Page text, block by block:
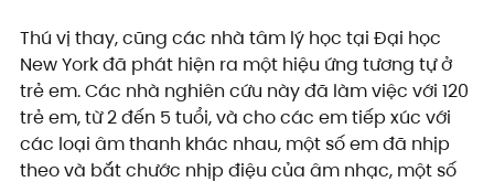
Thú vị thay, cũng các nhà tâm lý học tại Đại học
New York đã phát hiện ra một hiệu ứng tương tự ở
trẻ em. Các nhà nghiên cứu này đã làm việc với 120
trẻ em, từ 2 đến 5 tuổi, và cho các em tiếp xúc với
các loại âm thanh khác nhau, một số em đã nhịp
theo và bắt chước nhịp điệu của âm nhạc, một số